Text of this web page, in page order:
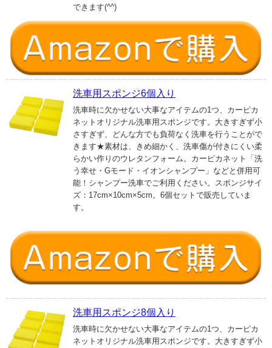
できます(^^)
洗車用スポンジ6個入り
洗車時に欠かせない大事なアイテムの1つ、カーピカ
ネットオリジナル洗車用スポンジです。大きすぎず小
さすぎず、どんな方でも負荷なく洗車を行うことがで
きます★素材は、きめ細かく、洗車傷が付きにくい柔
らかい作りのウレタンフォーム。カーピカネット「洗
う幸せ・Gモード・イオンシャンプー」などと併用可
能！シャンプー洗車でご利用ください。スポンジサイ
ズ：17cm×10cm×5cm。6個セットで販売していま
す。
洗車用スポンジ8個入り
洗車時に欠かせない大事なアイテムの1つ、カーピカ
ネットオリジナル洗車用スポンジです。大きすぎず小